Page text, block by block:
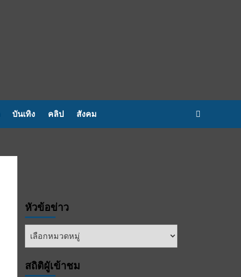
บันเทิง คลิป สังคม
หัวข้อข่าว
หัวข้อ
สถิติผูัเข้าชม